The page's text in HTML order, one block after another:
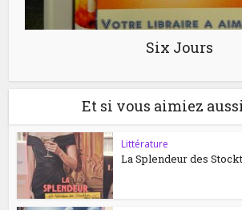
Six Jours
Et si vous aimiez
Littérature
La Splendeur des